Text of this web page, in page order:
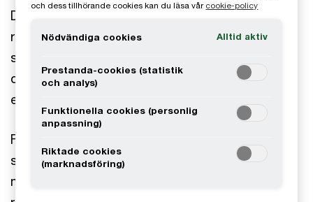
Den svenska regeringen har under 2020 och
rådande pandemi beslutat om ett flertal olika
stödåtgärder för svenska företag. Det kan handla
om exempelvis korttidsstöd, omställningsstöd
eller stöd för sjuklönekostnader.
För många företag är det för första gången som
statliga stöd erhålls. I detta poddavsnitt pratar vi
med Christian Stralström som arbetar som
och dess tillhörande cookies kan du läsa vår cookie-policy
Nödvändiga cookies Alltid aktiv
Prestanda-cookies (statistik
och analys)
Funktionella cookies (personlig
anpassning)
Riktade cookies
(marknadsföring)